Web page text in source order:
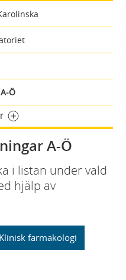
Ö
A-Ö
i listan under vald
hjälp av
Klinisk farmakologi